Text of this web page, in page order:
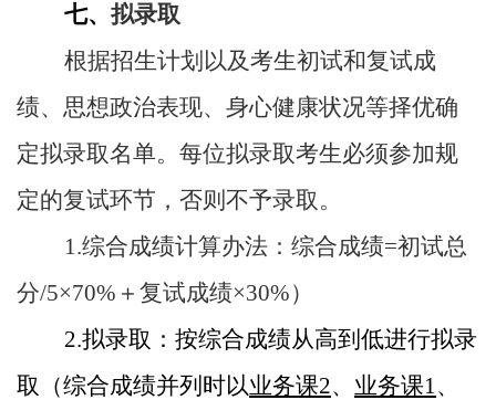
七、 拟录取
根据招生计划以及考生初试和复试成
绩、思想政治表现、身心健康状况等择优确
定拟录取名单。每位拟录取考生必须参加规
定的复试环节，否则不予录取。
1.综合成绩计算办法：综合成绩=初试总
分/5×70% ＋复试成绩×30%）
2.拟录取：按综合成绩从高到低进行拟录
取（综合成绩并列时以业务课2、 业务课1、